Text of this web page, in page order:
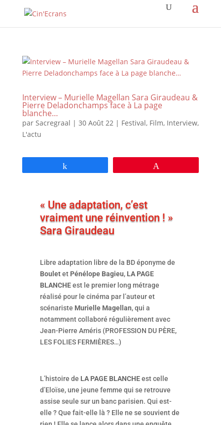
Interview – Murielle Magellan Sara Giraudeau &
Pierre Deladonchamps face à La page
blanche…
par Sacregraal | 30 Août 22| Festival, Film, Interview,
L'actu
« Une adaptation, c’est
vraiment une réinvention ! »
Sara Giraudeau
Libre adaptation libre de la BD éponyme de
Bouletet Pénélope Bagieu,LA PAGE
BLANCHEest le premier long métrage
réalisé pour le cinéma par l’auteur et
scénariste Murielle Magellan, qui a
notamment collaboré régulièrement avec
Jean-Pierre Améris (PROFESSION DU PÈRE,
LES FOLIES FERMIÈRES…)
L’histoire de LA PAGE BLANCHEest celle
d’Eloïse, une jeune femme qui se retrouve
assise seule sur un banc parisien. Qui est-
elle ? Que fait-elle là ? Elle ne se souvient de